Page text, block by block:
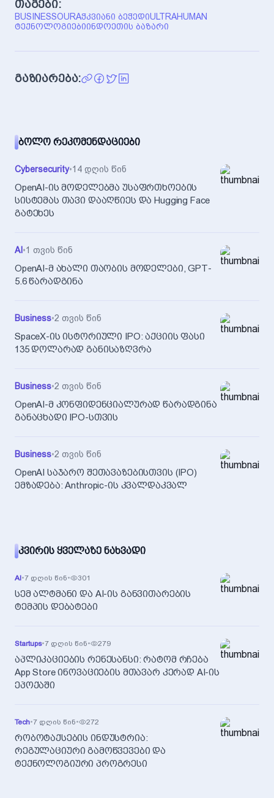
თაგები:
BUSINESSOURAᲭᲙᲕᲘᲐᲜᲘ ᲑᲔᲭᲔᲓᲘULTRAHUMAN
ᲢᲔᲥᲜᲝᲚᲝᲒᲘᲔᲑᲘᲘᲜᲓᲝᲔᲗᲘᲡ ᲑᲐᲖᲐᲠᲘ
გაზიარება:
ᲑᲝᲚᲝ ᲠᲔᲙᲝᲛᲔᲜᲓᲐᲪᲘᲔᲑᲘ
Cybersecurity•14 დღის წინ
OpenAI-ის მოდელებმა უსაფრთხოების
სისტემას თავი დააღწიეს და Hugging Face
გატეხეს
AI •1 თვის წინ
OpenAI-მ ახალი თაობის მოდელები, GPT-
5.6 წარადგინა
Business•2 თვის წინ
SpaceX-ის ისტორიული IPO: აქციის ფასი
135 დოლარად განისაზღვრა
Business•2 თვის წინ
OpenAI-მ კონფიდენციალურად წარადგინა
განაცხადი IPO-სთვის
Business•2 თვის წინ
OpenAI საჯარო შეთავაზებისთვის (IPO)
ემზადება: Anthropic-ის კვალდაკვალ
ᲙᲕᲘᲠᲘᲡ ᲧᲕᲔᲚᲐᲖᲔ ᲜᲐᲮᲕᲐᲓᲘ
AI•7 დღის წინ• 301
სემ ალტმანი და AI-ის განვითარების
ტემპის დებატები
Startups•7 დღის წინ• 279
აპლიკაციების რენესანსი: რატომ რჩება
App Store ინოვაციების მთავარ კერად AI-ის
ეპოქაში
Tech•7 დღის წინ• 272
რობოტაქსების ინდუსტრია:
რეგულაციური გამოწვევები და
ტექნოლოგიური პროგრესი